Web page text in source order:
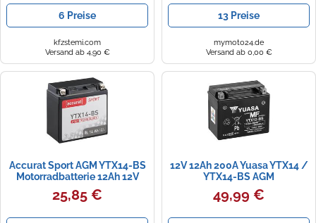
6 Preise
kfzstemi.com
Versand ab 4,90 €
13 Preise
mymoto24.de
Versand ab 0,00 €
Accurat Sport AGM YTX14-BS
Motorradbatterie 12Ah 12V
(DIN 51214) CTX14-BS
25,85 €
12V 12Ah 200A Yuasa YTX14 /
YTX14-BS AGM
Motorradbatterie
49,99 €